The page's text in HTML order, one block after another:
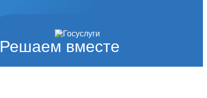
Решаем вместе